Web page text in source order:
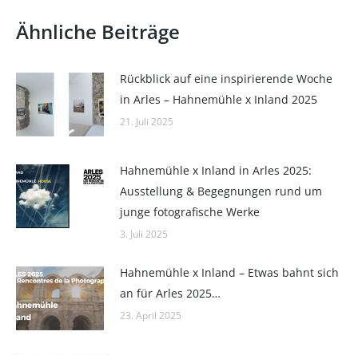
Ähnliche Beiträge
Rückblick auf eine inspirierende Woche
in Arles – Hahnemühle x Inland 2025
21. Juli 2025
Hahnemühle x Inland in Arles 2025:
Ausstellung & Begegnungen rund um
junge fotografische Werke
3. Juli 2025
Hahnemühle x Inland – Etwas bahnt sich
an für Arles 2025…
23. April 2025